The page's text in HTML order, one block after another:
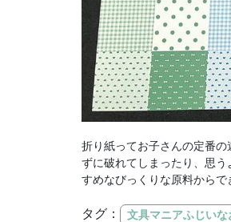
折り紙ってお子さんの定番
ずに破れてしまったり、思
すめなびっくりな原料からで
タグ： 文具マニアふじいな